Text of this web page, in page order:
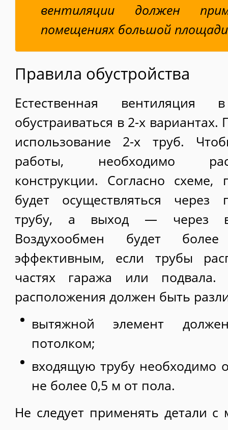
вентиляции должен
помещениях большой
Правила обустройства
Естественная
обустраиваться в 2-х
использование 2-х труб.
работы, необходимо
конструкции. Согласно схеме,
будет осуществляться через
трубу, а выход — через
Воздухообмен будет
эффективным, если трубы
частях гаража или
расположения должен быть
вытяжной элемент
потолком;
входящую трубу необходимо
не более 0,5 м от пола.
Не следует применять детали